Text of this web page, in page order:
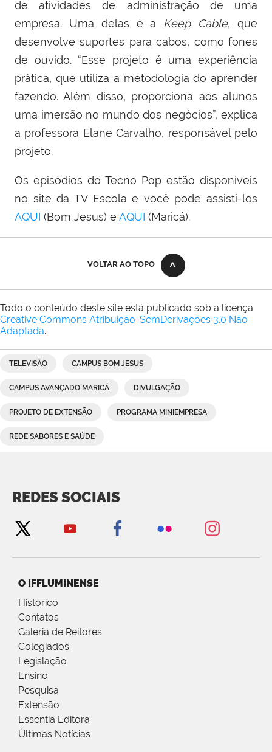
de atividades de administração de uma
empresa. Uma delas é a Keep Cable,
que
desenvolve suportes para cabos, como fones
de ouvido. “Esse projeto é uma experiência
prática, que utiliza a metodologia do aprender
fazendo. Além disso, proporciona aos alunos
uma imersão no mundo dos negócios”, explica
a professora Elane Carvalho, responsável pelo
projeto.
Os episódios do Tecno Pop estão disponíveis
no site da TV Escola e você pode assisti-los
AQUI (Bom Jesus) e AQUI (Maricá).
VOLTAR AO TOPO
Todo o conteúdo deste site está publicado sob a licença
Creative Commons Atribuição-SemDerivações 3.0 Não
Adaptada.
TELEVISÃO CAMPUS BOM JESUS
CAMPUS AVANÇADO MARICÁ DIVULGAÇÃO
PROJETO DE EXTENSÃO PROGRAMA MINIEMPRESA
REDE SABORES E SAÚDE
REDES SOCIAIS
O IFFLUMINENSE
Histórico
Contatos
Galeria de Reitores
Colegiados
Legislação
Ensino
Pesquisa
Extensão
Essentia Editora
Últimas Notícias